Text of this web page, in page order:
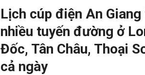
Lịch cúp điện An
nhiều tuyến đường ở
Đốc, Tân Châu, Thoại
cả ngày